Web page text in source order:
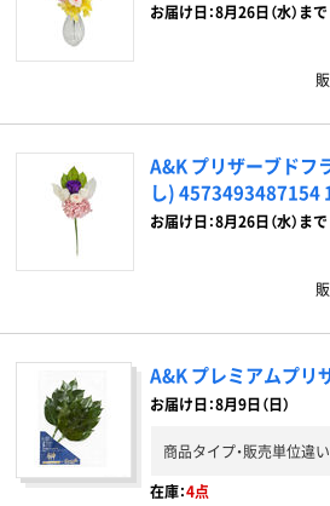
お届け日：8月26日（水）まで
A&K プリザーブドフ
し) 4573493487154 1
お届け日：8月26日（水）まで
A&K プレミアムプリ
お届け日：8月9日（日）
商品タイプ・販売単位違
在庫：4点